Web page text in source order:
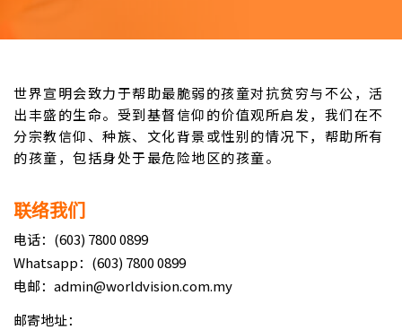
世界宣明会致力于帮助最脆弱的孩童对抗贫穷与不公，活
出丰盛的生命。受到基督信仰的价值观所启发，我们在不
分宗教信仰、种族、文化背景或性别的情况下，帮助所有
的孩童，包括身处于最危险地区的孩童。
联络我们
电话：(603) 7800 0899
Whatsapp：(603) 7800 0899
电邮：admin@worldvision.com.my
邮寄地址：